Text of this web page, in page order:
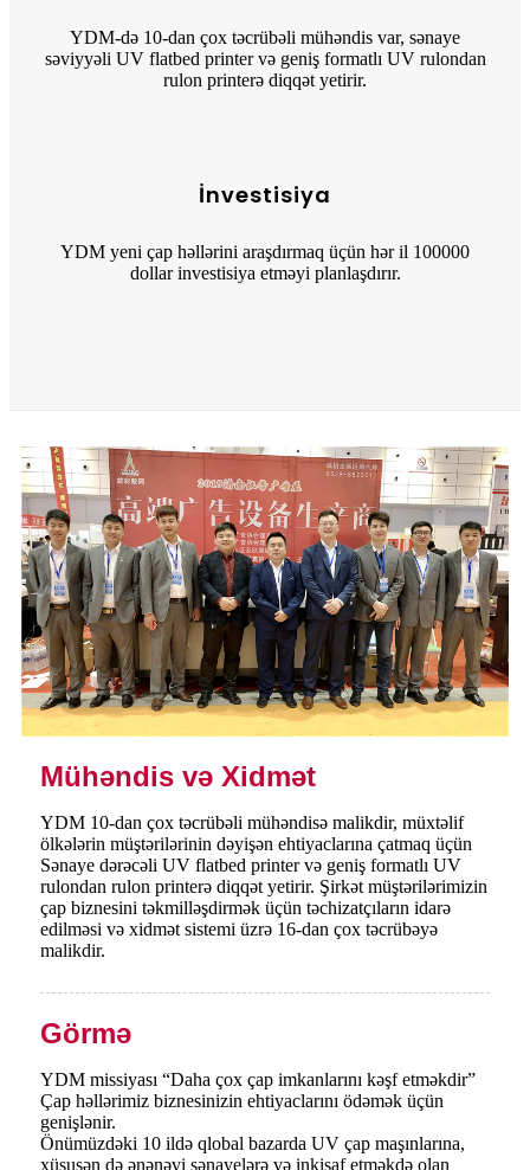
YDM-də 10-dan çox təcrübəli mühəndis var, sənaye
səviyyəli UV flatbed printer və geniş formatlı UV rulondan
rulon printerə diqqət yetirir.
İnvestisiya
YDM yeni çap həllərini araşdırmaq üçün hər il 100000
dollar investisiya etməyi planlaşdırır.
Mühəndis və Xidmət
YDM 10-dan çox təcrübəli mühəndisə malikdir, müxtəlif
ölkələrin müştərilərinin dəyişən ehtiyaclarına çatmaq üçün
Sənaye dərəcəli UV flatbed printer və geniş formatlı UV
rulondan rulon printerə diqqət yetirir. Şirkət müştərilərimizin
çap biznesini təkmilləşdirmək üçün təchizatçıların idarə
edilməsi və xidmət sistemi üzrə 16-dan çox təcrübəyə
malikdir.
Görmə
YDM missiyası “Daha çox çap imkanlarını kəşf etməkdir”
Çap həllərimiz biznesinizin ehtiyaclarını ödəmək üçün
genişlənir.
Önümüzdəki 10 ildə qlobal bazarda UV çap maşınlarına,
xüsusən də ənənəvi sənayelərə və inkişaf etməkdə olan